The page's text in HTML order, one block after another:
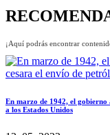
¡Aquí podrás encontrar
En marzo de 1942, el
a los Estados Unidos